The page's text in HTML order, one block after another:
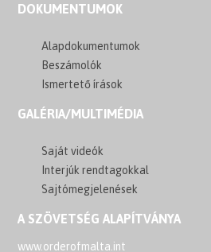
DOKUMENTUMOK
Alapdokumentumok
Beszámolók
Ismertető írások
GALÉRIA/MULTIMÉDIA
Saját videók
Interjúk rendtagokkal
Sajtómegjelenések
A SZÖVETSÉG ALAPÍTVÁNYA
www.orderofmalta.int